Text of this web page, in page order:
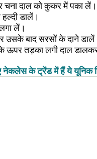
चना दाल को कुकर में पका लें।
डालें।
लें।
उसके बाद सरसों के दाने
ऊपर तड़का लगी दाल
के ट्रेंड में हैं ये यूनिक